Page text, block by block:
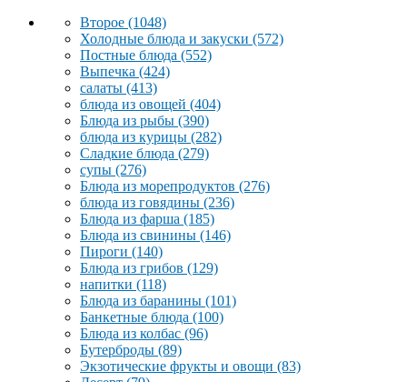
Второе (1048)
Холодные блюда и закуски (572)
Постные блюда (552)
Выпечка (424)
салаты (413)
блюда из овощей (404)
Блюда из рыбы (390)
блюда из курицы (282)
Сладкие блюда (279)
супы (276)
Блюда из морепродуктов (276)
блюда из говядины (236)
Блюда из фарша (185)
Блюда из свинины (146)
Пироги (140)
Блюда из грибов (129)
напитки (118)
Блюда из баранины (101)
Банкетные блюда (100)
Блюда из колбас (96)
Бутерброды (89)
Экзотические фрукты и овощи (83)